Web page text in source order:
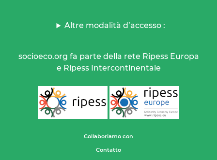
Altre modalità d’accesso :
socioeco.org fa parte della rete Ripess Europa
e Ripess Intercontinentale
Collaboriamo con
Contatto